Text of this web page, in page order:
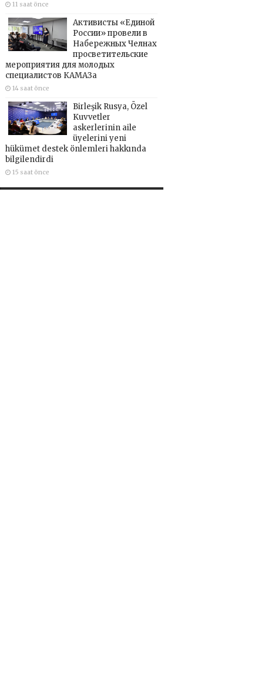
11 saat önce
Активисты «Единой
России» провели в
Набережных Челнах
просветительские
мероприятия для молодых
специалистов КАМАЗа
14 saat önce
Birleşik Rusya, Özel
Kuvvetler
askerlerinin aile
üyelerini yeni
hükümet destek önlemleri hakkında
bilgilendirdi
15 saat önce